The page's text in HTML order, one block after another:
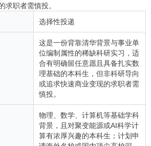
求职者需慎投。
选择性投递
这是一份背靠清华背景与事业单
位编制属性的稀缺科研实习，适
合有明确留任意愿且具备扎实数
理基础的本科生，但非科研导向
或追求快速商业变现的求职者需
慎投。
物理、数学、计算机等基础学科
背景，且对聚变能源或AI科学计
算有浓厚兴趣的本科生；计划申